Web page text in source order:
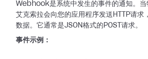
Webhook是系统中发生的事件的通知。当
艾克索拉会向您的应用程序发送HTTP请求
数据。它通常是JSON格式的POST请求。
事件示例：